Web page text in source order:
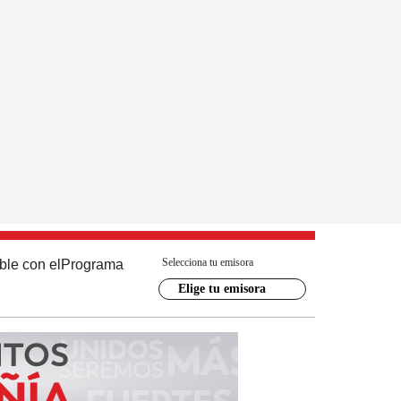
con el Programa Selecciona tu emisora
Elige tu emisora